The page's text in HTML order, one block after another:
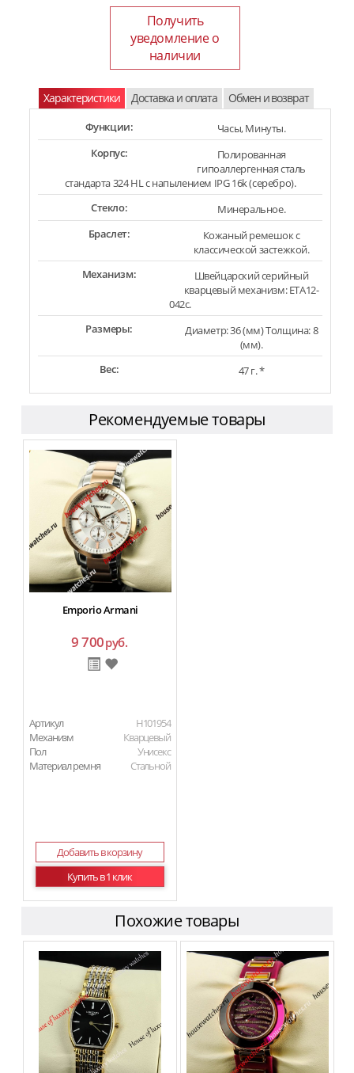
Получить
уведомление о
наличии
Характеристики Доставка и оплата Обмен и возврат
Функции:
Часы, Минуты.
Корпус:
Полированная
гипоаллергенная сталь
стандарта 324 HL с напылением IPG 16k (серебро).
Стекло:
Минеральное.
Браслет:
Кожаный ремешок с
классической застежкой.
Механизм:
Швейцарский серийный
кварцевый механизм: ETA12-
042c.
Размеры:
Диаметр: 36 (мм) Толщина: 8
(мм).
Вес:
47 г. *
Рекомендуемые товары
Emporio Armani
9 700руб.
Артикул
H101954
Механизм
Кварцевый
Пол
Унисекс
Материал ремня
Стальной
Добавить в корзину
Купить в 1 клик
Похожие товары